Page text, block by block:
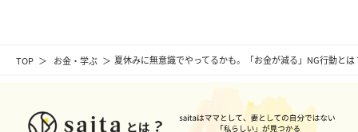
TOP お金・学ぶ 夏休みに無意識でやってるかも。「お金が減る」NG行動とは